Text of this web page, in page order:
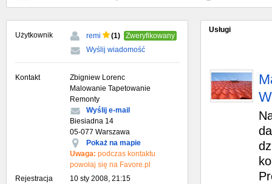
Użytkownik remi (1)
Zweryfikowany
Wyślij wiadomość
Kontakt
Zbigniew Lorenc
Malowanie Tapetowanie
Remonty
Wyślij e-mail
Biesiadna 14
05-077 Warszawa
Pokaż na mapie
Uwaga: podczas kontaktu
powołaj się na Favore.pl
Rejestracja
10 sty 2008, 21:15
Usługi